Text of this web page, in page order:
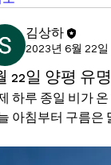
김상하
2023년 6월 22일
22일 양평 유
하루 종일 비가 온
아침부터 구름은